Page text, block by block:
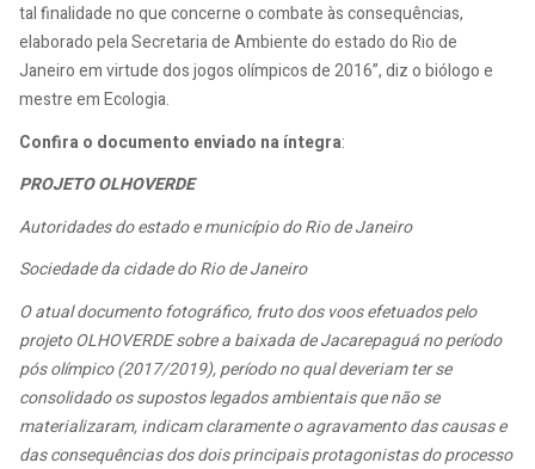
tal finalidade no que concerne o combate às consequências,
elaborado pela Secretaria de Ambiente do estado do Rio de
Janeiro em virtude dos jogos olímpicos de 2016”, diz o biólogo e
mestre em Ecologia.
Confira o documento enviado na íntegra:
PROJETO OLHOVERDE
Autoridades do estado e município do Rio de Janeiro
Sociedade da cidade do Rio de Janeiro
O atual documento fotográfico, fruto dos voos efetuados pelo
projeto OLHOVERDE sobre a baixada de Jacarepaguá no período
pós olímpico (2017/2019), período no qual deveriam ter se
consolidado os supostos legados ambientais que não se
materializaram, indicam claramente o agravamento das causas e
das consequências dos dois principais protagonistas do processo